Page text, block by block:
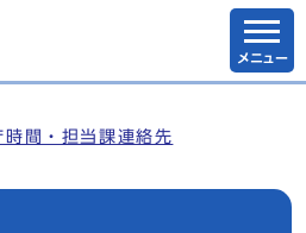
メニュー
時間・担当課連絡先